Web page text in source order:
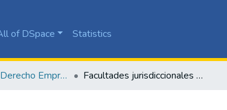
of DSpace Statistics
Maestría en Derecho Empresarial Facultades jurisdiccionales de la SIC ¿se atiende a la reclamación de perjuicios en debida forma por la institución